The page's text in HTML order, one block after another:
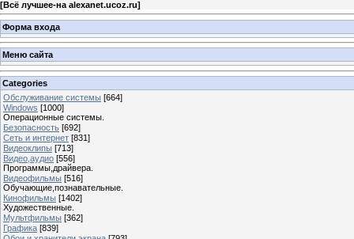
[Всё лучшее-на alexanet.ucoz.ru]
Форма входа
Меню сайта
Categories
Обслуживание системы [664]
Windows [1000]
Операционные системы.
Безопасность [692]
Сеть и интернет [831]
Видеоклипы [713]
Видео,аудио [556]
Программы,драйвера.
Видеофильмы [516]
Обучающие,познавательные.
Кинофильмы [1402]
Художественные.
Мультфильмы [362]
Графика [839]